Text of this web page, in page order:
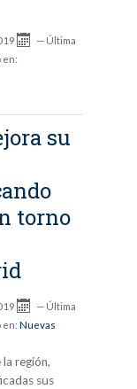
— Última
en:
su
torno
— Última
en: Nuevas
región,
sus